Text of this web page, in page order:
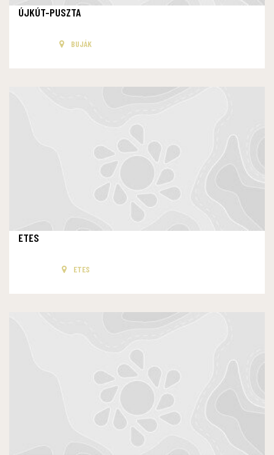
ÚJKÚT-PUSZTA
BUJÁK
ETES
ETES